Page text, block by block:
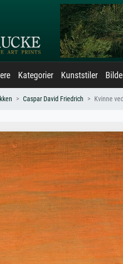
Kategorier Kunststiler
Caspar David Friedrich Kvinne